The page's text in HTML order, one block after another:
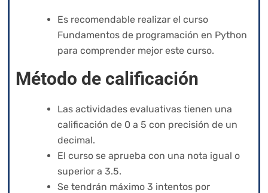
Es recomendable realizar el curso
Fundamentos de programación en Python
para comprender mejor este curso.
Método de calificación
Las actividades evaluativas tienen una
calificación de 0 a 5 con precisión de un
decimal.
El curso se aprueba con una nota igual o
superior a 3.5.
Se tendrán máximo 3 intentos por